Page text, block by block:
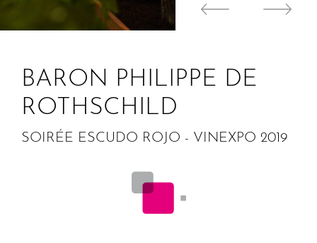
BARON PHILIPPE DE
ROTHSCHILD
SOIRÉE ESCUDO ROJO - VINEXPO 2019